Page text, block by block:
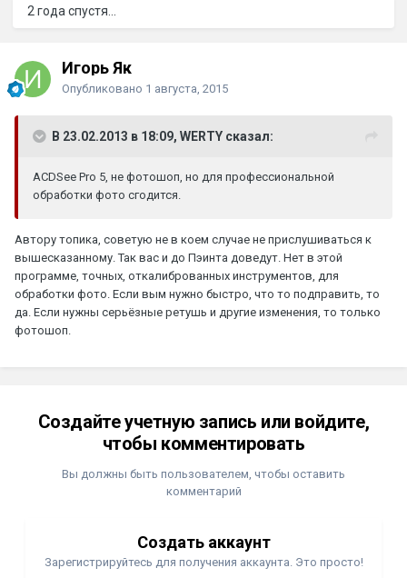
2 года спустя...
Игорь Як
Опубликовано 1 августа, 2015
В 23.02.2013 в 18:09, WERTY сказал:
ACDSee Pro 5, не фотошоп, но для профессиональной
обработки фото сгодится.
Автору топика, советую не в коем случае не прислушиваться к
вышесказанному. Так вас и до Пэинта доведут. Нет в этой
программе, точных, откалиброванных инструментов, для
обработки фото. Если вым нужно быстро, что то подправить, то
да. Если нужны серьёзные ретушь и другие изменения, то только
фотошоп.
Создайте учетную запись или войдите,
чтобы комментировать
Вы должны быть пользователем, чтобы оставить
комментарий
Создать аккаунт
Зарегистрируйтесь для получения аккаунта. Это просто!